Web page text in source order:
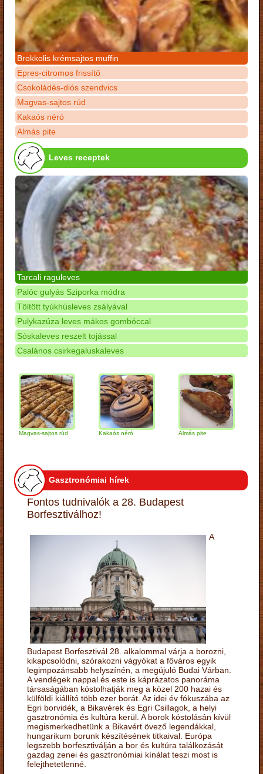
Brokkolis krémsajtos muffin
Epres-citromos frissítő
Csokoládés-diós szendvics
Magvas-sajtos rúd
Kakaós néró
Almás pite
Leves receptek
Tarcali raguleves
Palóc gulyás Sziporka módra
Töltött tyúkhúsleves zsályával
Pulykazúza leves mákos gombóccal
Sóskaleves reszelt tojással
Csalános csirkegaluskaleves
Magvas-sajtos rúd Kakaós néró Almás pite
Gasztronómiai hírek
Fontos tudnivalók a 28. Budapest
Borfesztiválhoz!
A
Budapest Borfesztivál 28. alkalommal várja a borozni,
kikapcsolódni, szórakozni vágyókat a főváros egyik
legimpozánsabb helyszínén, a megújuló Budai Várban.
A vendégek nappal és este is káprázatos panoráma
társaságában kóstolhatják meg a közel 200 hazai és
külföldi kiállító több ezer borát. Az idei év fókuszába az
Egri borvidék, a Bikavérek és Egri Csillagok, a helyi
gasztronómia és kultúra kerül. A borok kóstolásán kívül
megismerkedhetünk a Bikavért övező legendákkal,
hungarikum borunk készítésének titkaival. Európa
legszebb borfesztiválján a bor és kultúra találkozását
gazdag zenei és gasztronómiai kínálat teszi most is
felejthetetlenné.